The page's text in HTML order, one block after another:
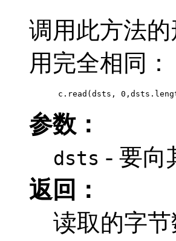
调用此方法的
用完全相同：
c.read(dsts,
参数：
dsts - 要向
返回：
读取的字